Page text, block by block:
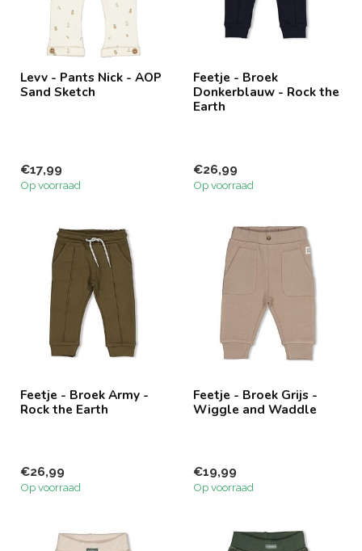
Levv - Pants Nick - AOP
Sand Sketch
€17,99
Op voorraad
Feetje - Broek
Donkerblauw - Rock the
Earth
€26,99
Op voorraad
Feetje - Broek Army -
Rock the Earth
€26,99
Op voorraad
Feetje - Broek Grijs -
Wiggle and Waddle
€19,99
Op voorraad